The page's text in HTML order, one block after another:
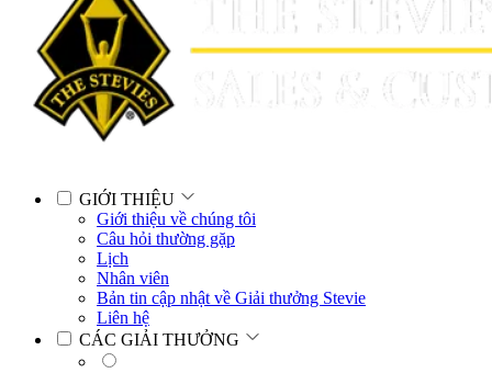
GIỚI THIỆU
Giới thiệu về chúng tôi
Câu hỏi thường gặp
Lịch
Nhân viên
Bản tin cập nhật về Giải thưởng Stevie
Liên hệ
CÁC GIẢI THƯỞNG